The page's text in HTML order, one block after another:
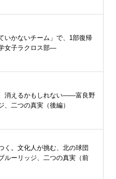
いかないチーム」で、1部復帰
女子ラクロス部―
消えるかもしれない――富良野
、二つの真実（後編）
く。文化人が挑む、北の球団
ーリッジ、二つの真実（前